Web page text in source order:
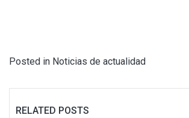
Posted in Noticias de actualidad
RELATED POSTS